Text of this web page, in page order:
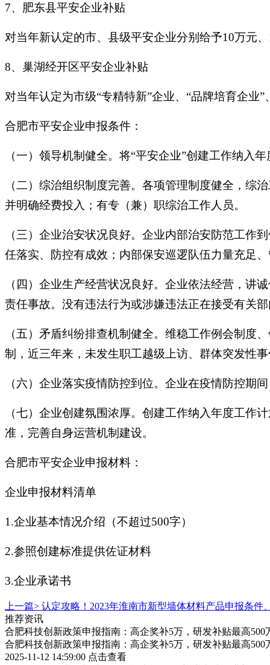
7、肥东县平安企业补贴
对当年新认定的市、县级平安企业分别给予10万元
8、巢湖经开区平安企业补贴
对当年认定为市级“专精特新”企业、“品牌培育企
合肥市平安企业申报条件：
（一）领导机制健全。将“平安企业”创建工作纳入
（二）综治组织制度完善。各项管理制度健全，综
并明确经费投入；有专（兼）职综治工作人员。
（三）企业治安状况良好。企业内部治安防范工作
任落实、防控有成效；内部保安巡逻队伍力量充足
（四）企业生产经营状况良好。企业依法经营，讲
责任事故。没有违法行为或涉嫌违法正在接受有关
（五）矛盾纠纷排查机制健全。维稳工作例会制度
制，近三年来，未发生职工越级上访、群体突发性
（六）企业落实疫情防控到位。企业在疫情防控期
（七）企业创建氛围浓厚。创建工作纳入年度工作
准，完善自身运营机制建设。
合肥市平安企业申报材料：
企业申报材料清单
1.企业基本情况介绍（不超过500字）
2.参照创建标准提供佐证材料
3.企业承诺书
上一篇> 认定攻略！2023年淮南市新型墙体材料产品申报条件
推荐资讯
合肥科技创新政策申报指南：高企奖补5万，研发补贴最高500
合肥科技创新政策申报指南：高企奖补5万，研发补贴最高500
2025-11-12 14:59:00 点击查看